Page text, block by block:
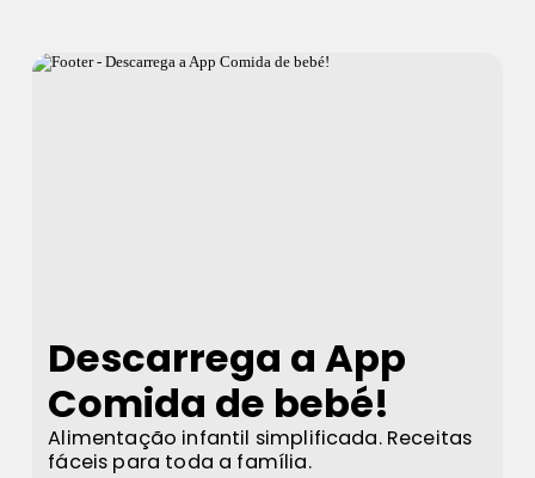
Descarrega a App
Comida de bebé!
Alimentação infantil simplificada. Receitas
fáceis para toda a família.